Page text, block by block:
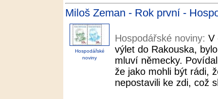
Miloš Zeman - Rok první -
Hospodářské
noviny
Hospodářské noviny: V
výlet do Rakouska,
mluví německy.
že jako mohli být rádi,
nepostavili ke zdi, což